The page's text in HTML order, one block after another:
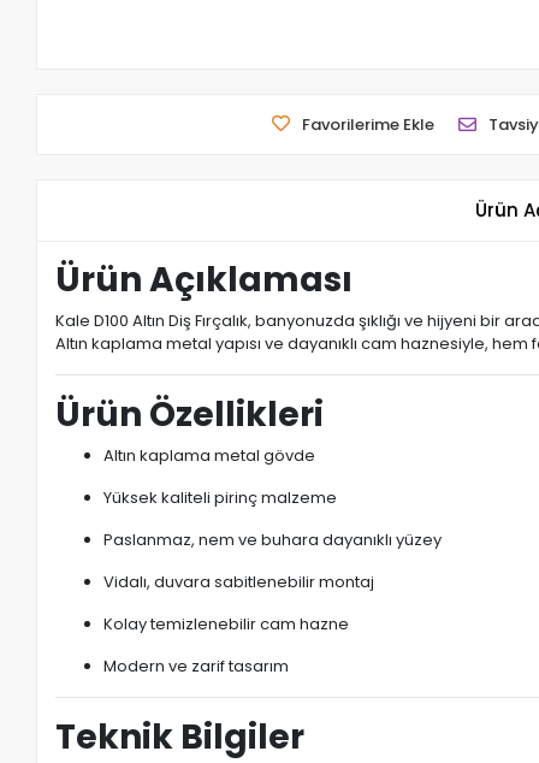
Favorilerime Ekle
Ürün
Ürün Açıklaması
Kale D100 Altın Diş Fırçalık, banyonuzda şıklığı ve hijyeni bir
Altın kaplama metal yapısı ve dayanıklı cam haznesiyle,
Ürün Özellikleri
Altın kaplama metal gövde
Yüksek kaliteli pirinç malzeme
Paslanmaz, nem ve buhara dayanıklı yüzey
Vidalı, duvara sabitlenebilir montaj
Kolay temizlenebilir cam hazne
Modern ve zarif tasarım
Teknik Bilgiler